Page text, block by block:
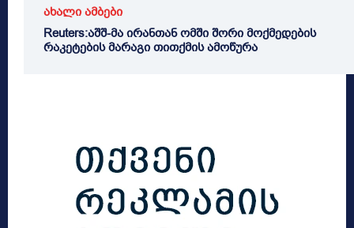
ახალი ამბები
Reuters:აშშ-მა ირანთან ომში შორი მოქმედების
რაკეტების მარაგი თითქმის ამოწურა